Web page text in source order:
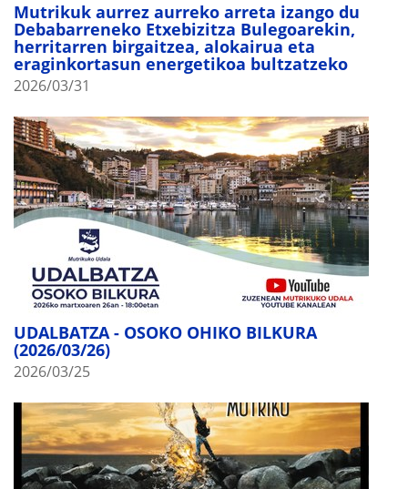
Mutrikuk aurrez aurreko arreta izango du
Debabarreneko Etxebizitza Bulegoarekin,
herritarren birgaitzea, alokairua eta
eraginkortasun energetikoa bultzatzeko
2026/03/31
UDALBATZA - OSOKO OHIKO BILKURA
(2026/03/26)
2026/03/25